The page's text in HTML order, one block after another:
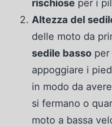
rischiose per i
Altezza del
delle moto da
sedile basso
appoggiare i
in modo da
si fermano o
moto a bassa